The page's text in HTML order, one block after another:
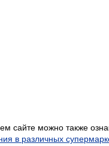
сайте можно также
в различных